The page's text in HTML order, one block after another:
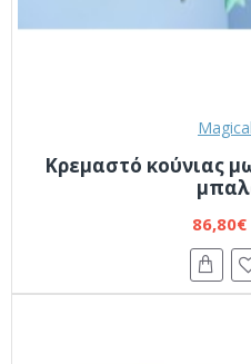
Κρεμαστό κούνιας
86,80€